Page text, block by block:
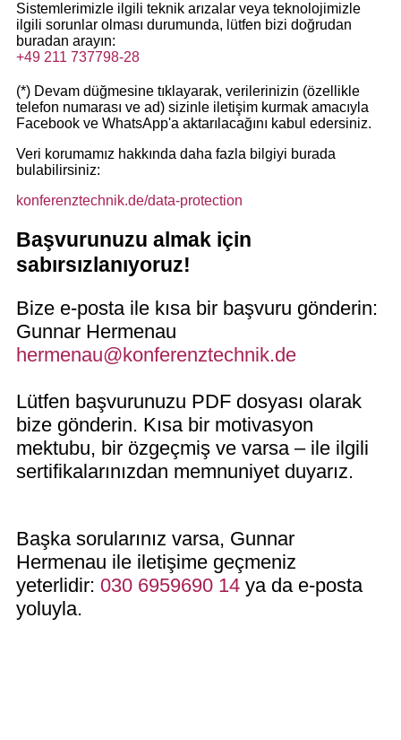
Sistemlerimizle ilgili teknik arızalar veya teknolojimizle
ilgili sorunlar olması durumunda, lütfen bizi doğrudan
buradan arayın:
+49 211 737798-28
(*) Devam düğmesine tıklayarak, verilerinizin (özellikle
telefon numarası ve ad) sizinle iletişim kurmak amacıyla
Facebook ve WhatsApp'a aktarılacağını kabul edersiniz.
Veri korumamız hakkında daha fazla bilgiyi burada
bulabilirsiniz:
konferenztechnik.de/data-protection
Başvurunuzu almak için
sabırsızlanıyoruz!
Bize e-posta ile kısa bir başvuru gönderin:
Gunnar Hermenau
hermenau@konferenztechnik.de
Lütfen başvurunuzu PDF dosyası olarak
bize gönderin. Kısa bir motivasyon
mektubu, bir özgeçmiş ve varsa – ile ilgili
sertifikalarınızdan memnuniyet duyarız.
Başka sorularınız varsa, Gunnar
Hermenau ile iletişime geçmeniz
yeterlidir: 030 6959690 14 ya da e-posta
yoluyla.